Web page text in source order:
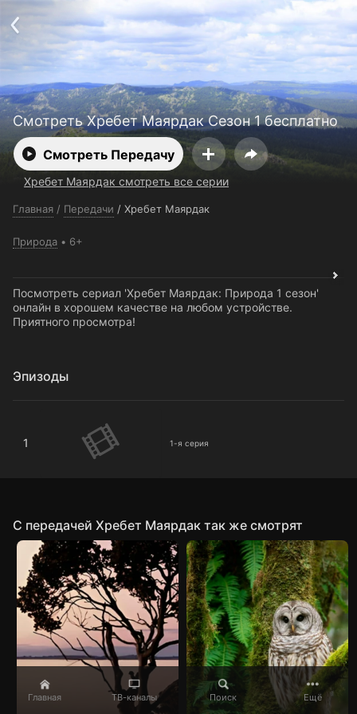
Главная ТВ-каналы Поиск Ещё
Смотреть Хребет Маярдак Сезон 1 бесплатно
Смотреть Передачу
Хребет Маярдак смотреть все серии
Главная / Передачи / Хребет Маярдак
Природа 6+
Посмотреть сериал 'Хребет Маярдак: Природа 1 сезон'
онлайн в хорошем качестве на любом устройстве.
Приятного просмотра!
Эпизоды
1 1-я серия
C передачей Хребет Маярдак так же смотрят
support@24h.tv
О сервисе
Пользовательское соглашение
Политика конфиденциальности
Для партнёров
Открыть приложение
Ввести промокод
Установить на ТВ
Бесплатные каналы Контакты